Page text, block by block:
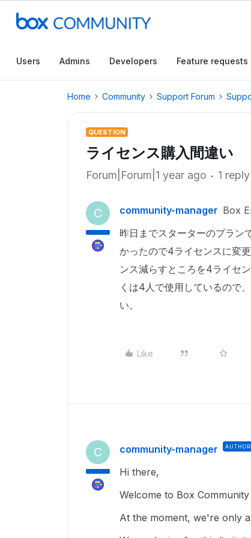
Users Admins Developers Feature requests
Home Community Support Forum
QUESTION
ライセンス購入間違い
Forum|Forum|1 year ago 1 reply
C community-manager Box
昨日までスターターのプラン
かったので4ライセンスに変
ンス減らすところを4ライセ
くは4人で使用しているので
い。
Like
C community-manager AUTHOR
Hi there,
Welcome to Box
At the moment, we're only